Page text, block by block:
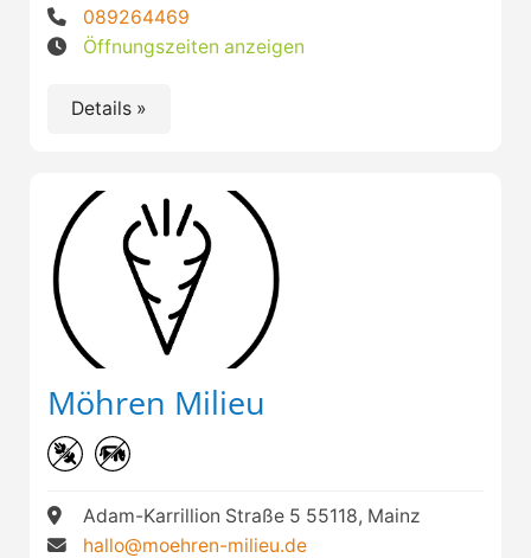
089264469
Öffnungszeiten anzeigen
Details »
Möhren Milieu
Adam-Karrillion Straße 5 55118, Mainz
hallo@moehren-milieu.de